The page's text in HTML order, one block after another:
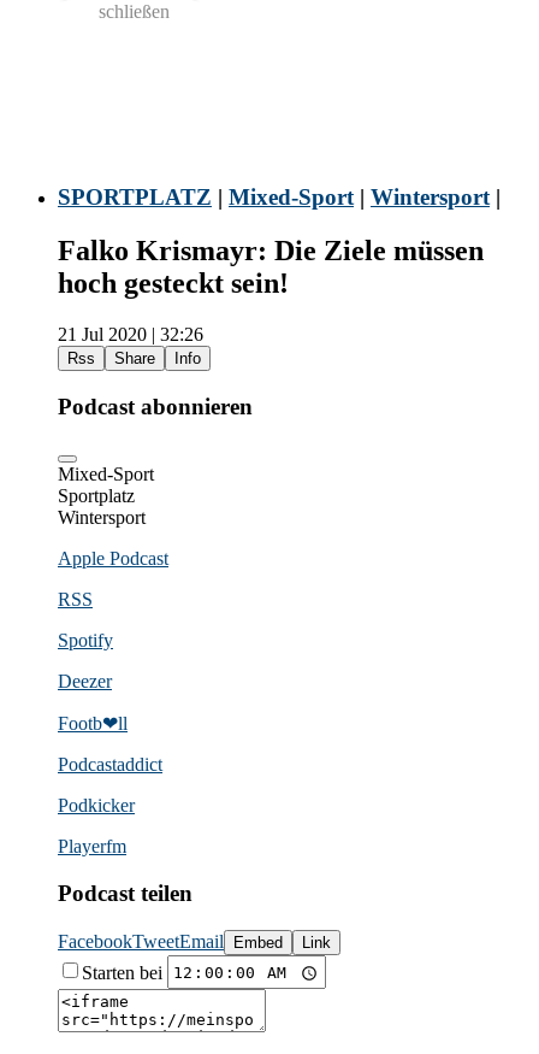
schließen
SPORTPLATZ | Mixed-Sport | Wintersport |
Falko Krismayr: Die Ziele müssen
hoch gesteckt sein!
21 Jul 2020 | 32:26
Rss Share Info
Podcast abonnieren
Mixed-Sport
Sportplatz
Wintersport
Apple Podcast
RSS
Spotify
Deezer
Footb❤ll
Podcast­addict
Podkicker
Playerfm
Podcast teilen
FacebookTweetEmail Embed Link
Starten bei